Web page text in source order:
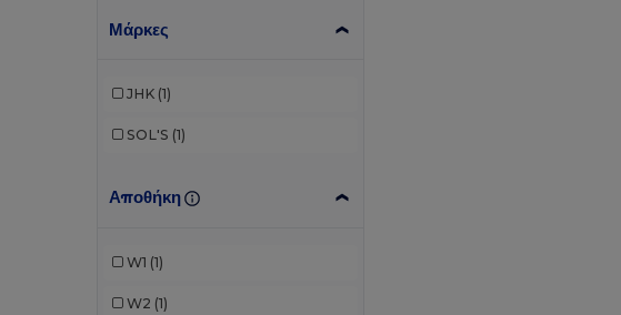
Μάρκες
JHK (1)
SOL'S (1)
Αποθήκη
W1 (1)
W2 (1)